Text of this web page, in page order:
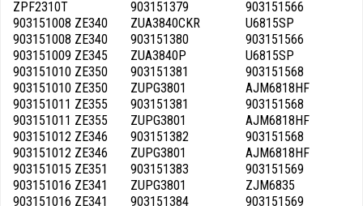
ZPF2310T
903151008 ZE340
903151008 ZE340
903151009 ZE345
903151010 ZE350
903151010 ZE350
903151011 ZE355
903151011 ZE355
903151012 ZE346
903151012 ZE346
903151015 ZE351
903151016 ZE341
903151016 ZE341
903151379
ZUA3840CKR
903151380
ZUA3840P
903151381
ZUPG3801
903151381
ZUPG3801
903151382
ZUPG3801
903151383
ZUPG3801
903151384
903151566
U6815SP
903151566
U6815SP
903151568
AJM6818HF
903151568
AJM6818HF
903151568
AJM6818HF
903151569
ZJM6835
903151569